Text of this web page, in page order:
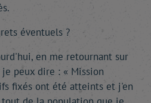
éventuels ?
en me retournant sur
peux dire : « Mission
fixés ont été atteints et j'en